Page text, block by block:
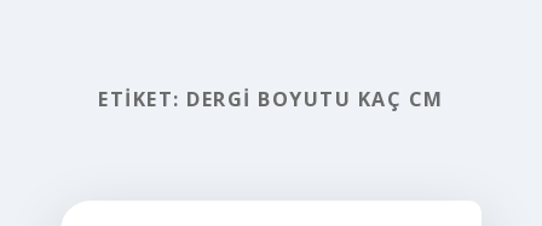
ETIKET: DERGI BOYUTU KAÇ CM